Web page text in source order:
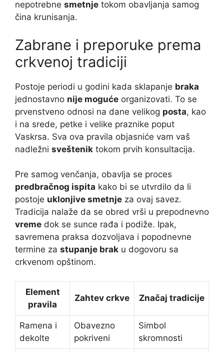
nepotrebne smetnje tokom obavljanja samog
čina krunisanja.
Zabrane i preporuke prema
crkvenoj tradiciji
Postoje periodi u godini kada sklapanje braka
jednostavno nije moguće organizovati. To se
prvenstveno odnosi na dane velikog posta, kao
i na srede, petke i velike praznike poput
Vaskrsa. Sva ova pravila objasniće vam vaš
nadležni sveštenik tokom prvih konsultacija.
Pre samog venčanja, obavlja se proces
predbračnog ispita kako bi se utvrdilo da li
postoje uklonjive smetnje za ovaj savez.
Tradicija nalaže da se obred vrši u prepodnevno
vreme dok se sunce rađa i podiže. Ipak,
savremena praksa dozvoljava i popodnevne
termine za stupanje brak u dogovoru sa
crkvenom opštinom.
Element
pravila
Zahtev crkve Značaj tradicije
Ramena i
dekolte
Obavezno
pokriveni
Simbol
skromnosti